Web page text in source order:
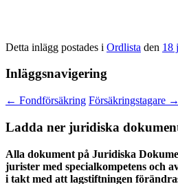
Detta inlägg postades i Ordlista den 18
Inläggsnavigering
← Fondförsäkring Försäkringstagare →
Ladda ner juridiska
Alla dokument på Juridiska
jurister med specialkompetens och
i takt med att lagstiftningen